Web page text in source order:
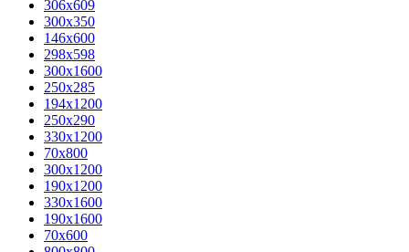
306x609
300x350
146x600
298x598
300x1600
250x285
194x1200
250x290
330x1200
70x800
300x1200
190x1200
330x1600
190x1600
70x600